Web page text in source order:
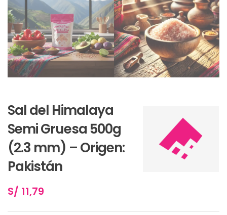
Sal del Himalaya
Semi Gruesa 500g
(2.3 mm) – Origen:
Pakistán
S/ 11,79